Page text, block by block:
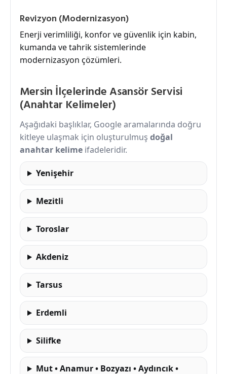
Revizyon (Modernizasyon)
Enerji verimliliği, konfor ve güvenlik için kabin,
kumanda ve tahrik sistemlerinde
modernizasyon çözümleri.
Mersin İlçelerinde Asansör Servisi
(Anahtar Kelimeler)
Aşağıdaki başlıklar, Google aramalarında doğru
kitleye ulaşmak için oluşturulmuş doğal
anahtar kelime ifadeleridir.
Yenişehir
Mezitli
Toroslar
Akdeniz
Tarsus
Erdemli
Silifke
Mut • Anamur • Bozyazı • Aydıncık •